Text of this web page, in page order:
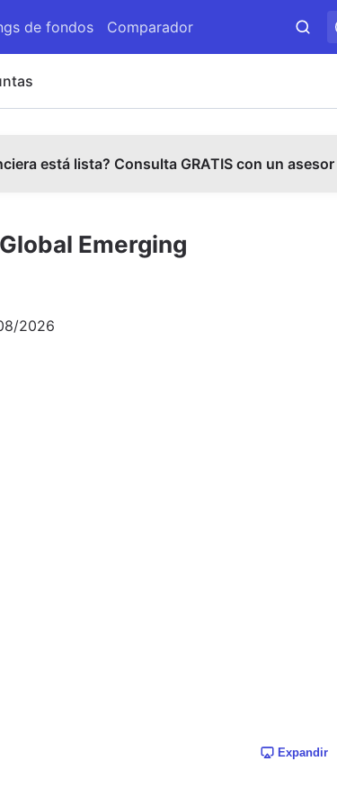
de fondos Comparador
está lista? Consulta GRATIS con un
Emerging
2026
Expandir